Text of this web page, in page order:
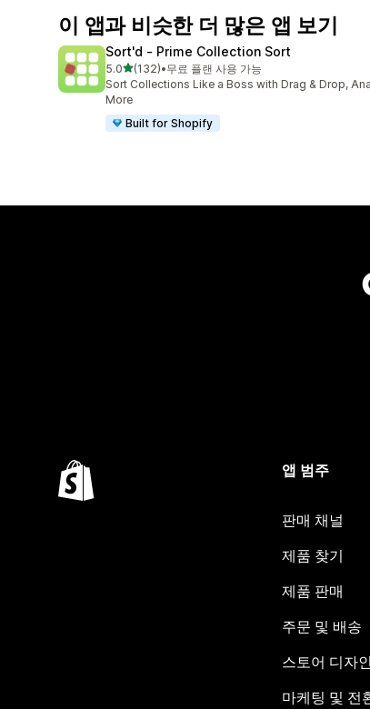
이 앱과 비슷한 더 많은 앱 보기
Sort'd ‑ Prime Collection Sort
5.0별 5개 중
(132)
총 리뷰 132개
•무료 플랜 사용 가능
Sort Collections Like a Boss with Drag & Drop,
More
Built for Shopify
앱 범주
판매 채널
제품 찾기
제품 판매
주문 및 배송
스토어 디자인
마케팅 및 전